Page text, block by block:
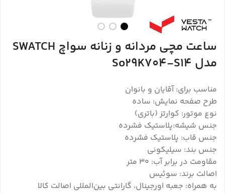
ساعت مچی مردانه و زنانه سواچ SWATCH
مدل So29K704-S14
مناسب برای: آقایان و بانوان
طرح صفحه نمایش: ساده
نوع موتور: کوارتز (باتری)
جنس شیشه:پلاستیک فشرده
جنس قاب: پلاستیک فشرده
جنس بند: سیلیکونی
مقاومت در برابر آب: ۳۰ متر
اصالت برند: سوئیس
به همراه: جعبه اورجینال، گارانتی بین‌المللی اصالت کالا